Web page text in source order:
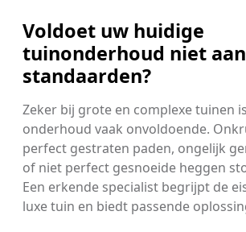
Voldoet uw huidige
tuinonderhoud niet
standaarden?
Zeker bij grote en complexe tuinen
onderhoud vaak onvoldoende.
perfect gestraten paden, ongelijk
of niet perfect gesnoeide heggen
Een erkende specialist begrijpt de
luxe tuin en biedt passende